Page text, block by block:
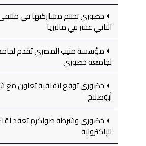
خضوري تختتم مشاركتها في
الثاني عشر في ماليزيا
مؤسسة منيب المصري تقدم
لجامعة خضوري
خضوري توقع اتفاقية تعاون
أبوصلاح
خضوري وشرطة طولكرم تعقد لقاءً
الإلكترونية